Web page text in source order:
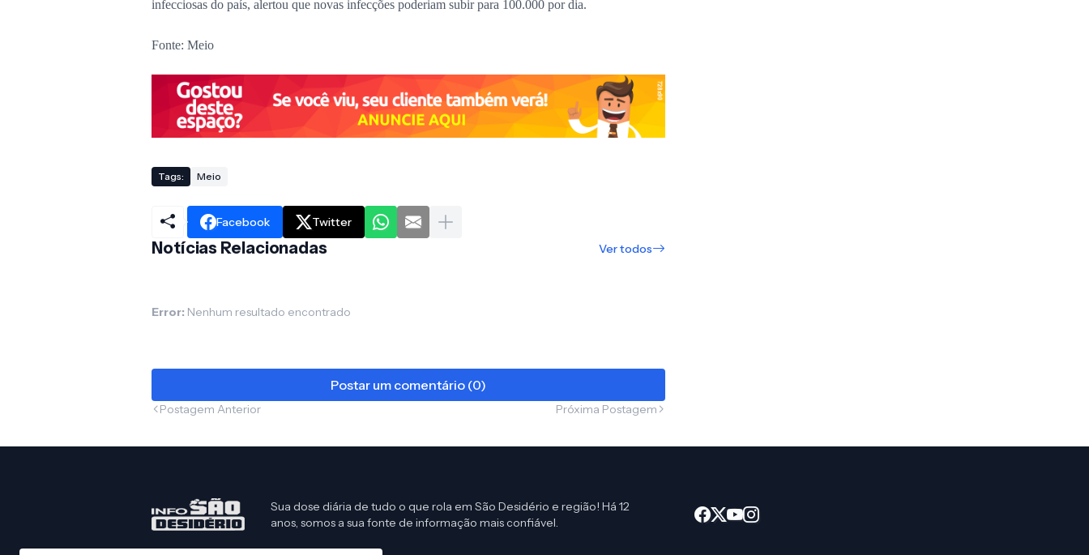
infecciosas do país, alertou que novas infecções poderiam subir para 100.000 por dia.
Fonte: Meio
Tags: Meio
Facebook Twitter
Notícias Relacionadas Ver todos
Error: Nenhum resultado encontrado
Postar um comentário (0)
Postagem Anterior Próxima Postagem
Sua dose diária de tudo o que rola em São Desidério e região! Há 12
anos, somos a sua fonte de informação mais confiável.